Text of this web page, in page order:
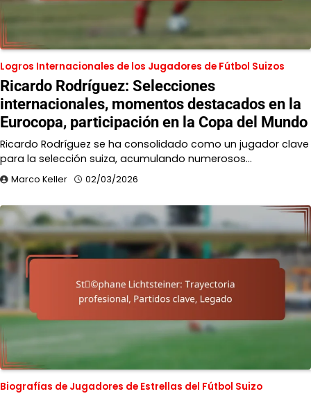
Logros Internacionales de los Jugadores de Fútbol Suizos
Ricardo Rodríguez: Selecciones
internacionales, momentos destacados en la
Eurocopa, participación en la Copa del Mundo
Ricardo Rodríguez se ha consolidado como un jugador clave
para la selección suiza, acumulando numerosos…
Marco Keller 02/03/2026
Biografías de Jugadores de Estrellas del Fútbol Suizo